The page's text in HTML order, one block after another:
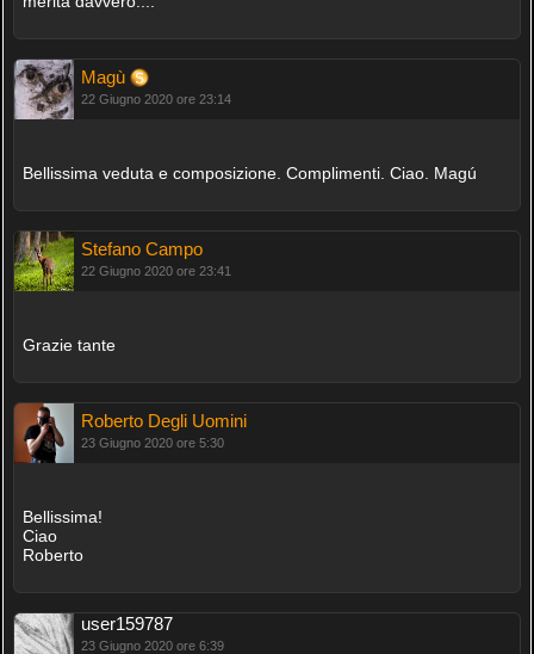
Magù
22 Giugno 2020 ore 23:14
Bellissima veduta e composizione. Complimenti. Ciao. Magú
Stefano Campo
22 Giugno 2020 ore 23:41
Grazie tante
Roberto Degli Uomini
23 Giugno 2020 ore 5:30
Bellissima!
Ciao
Roberto
user159787
23 Giugno 2020 ore 6:39